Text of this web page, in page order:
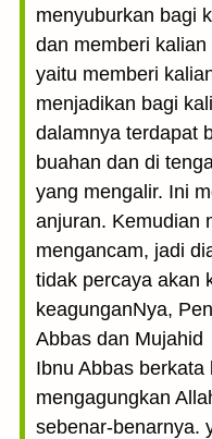
menyuburkan bagi
dan memberi
yaitu memberi
menjadikan bagi
dalamnya terdapat
buahan dan di
yang mengalir. Ini
anjuran. Kemudian
mengancam, jadi
tidak percaya akan
keagunganNya,
Abbas dan Mujahid
Ibnu Abbas
mengagungkan
sebenar-benarnya.